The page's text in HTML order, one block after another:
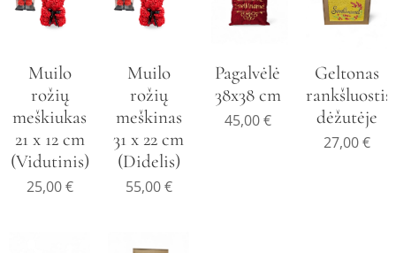
Muilo
rožių
meškiukas
21 x 12 cm
(Vidutinis)
25,00€
Muilo
rožių
meškinas
31 x 22 cm
(Didelis)
55,00€
Pagalvėlė
38x38 cm
45,00€
Geltonas
rankšluostis
dėžutėje
27,00€